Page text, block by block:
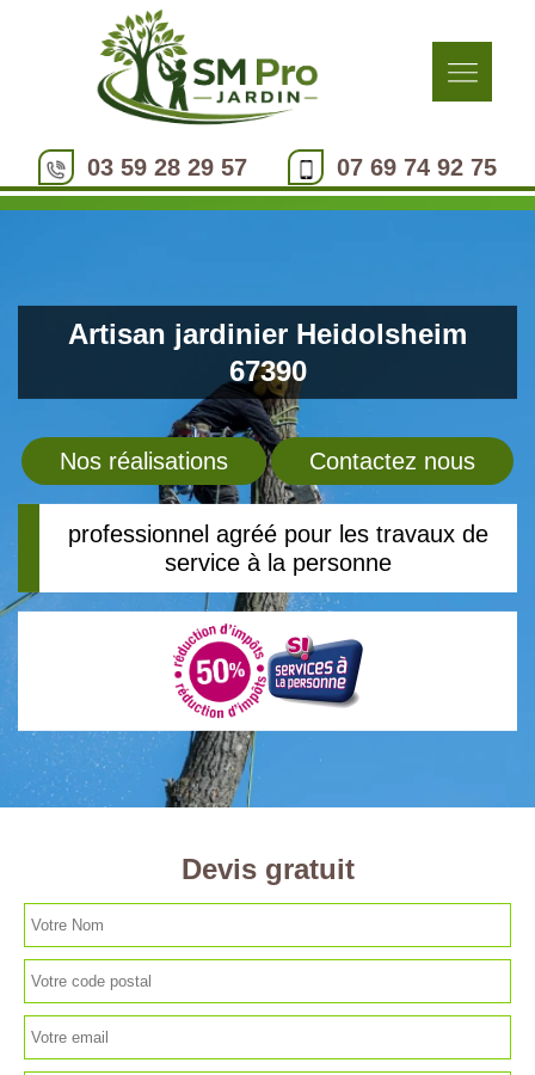
03 59 28 29 57 07 69 74 92 75
Artisan jardinier Heidolsheim
67390
Nos réalisations Contactez nous
professionnel agréé pour les travaux de
service à la personne
Devis gratuit